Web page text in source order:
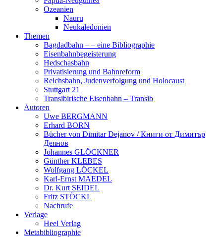
Ozeanien
Nauru
Neukaledonien
Themen
Bagdadbahn – – eine Bibliographie
Eisenbahnbegeisterung
Hedschasbahn
Privatisierung und Bahnreform
Reichsbahn, Judenverfolgung und Holocaust
Stuttgart 21
Transibirische Eisenbahn – Transib
Autoren
Uwe BERGMANN
Erhard BORN
Bücher von Dimitar Dejanov / Книги от Димитър
Деянов
Johannes GLÖCKNER
Günther KLEBES
Wolfgang LÖCKEL
Karl-Ernst MAEDEL
Dr. Kurt SEIDEL
Fritz STÖCKL
Nachrufe
Verlage
Heel Verlag
Metabibliographie